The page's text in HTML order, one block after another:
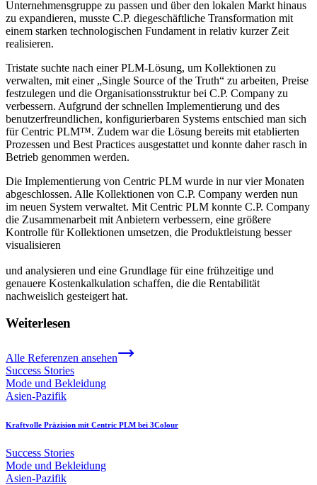
Unternehmensgruppe zu passen und über den lokalen Markt hinaus
zu expandieren, musste C.P. diegeschäftliche Transformation mit
einem starken technologischen Fundament in relativ kurzer Zeit
realisieren.
Tristate suchte nach einer PLM-Lösung, um Kollektionen zu
verwalten, mit einer „Single Source of the Truth“ zu arbeiten, Preise
festzulegen und die Organisationsstruktur bei C.P. Company zu
verbessern. Aufgrund der schnellen Implementierung und des
benutzerfreundlichen, konfigurierbaren Systems entschied man sich
für Centric PLM™. Zudem war die Lösung bereits mit etablierten
Prozessen und Best Practices ausgestattet und konnte daher rasch in
Betrieb genommen werden.
Die Implementierung von Centric PLM wurde in nur vier Monaten
abgeschlossen. Alle Kollektionen von C.P. Company werden nun
im neuen System verwaltet. Mit Centric PLM konnte C.P. Company
die Zusammenarbeit mit Anbietern verbessern, eine größere
Kontrolle für Kollektionen umsetzen, die Produktleistung besser
visualisieren
und analysieren und eine Grundlage für eine frühzeitige und
genauere Kostenkalkulation schaffen, die die Rentabilität
nachweislich gesteigert hat.
Weiterlesen
Alle Referenzen ansehen
Success Stories
Mode und Bekleidung
Asien-Pazifik
Kraftvolle Präzision mit Centric PLM bei 3Colour
Success Stories
Mode und Bekleidung
Asien-Pazifik